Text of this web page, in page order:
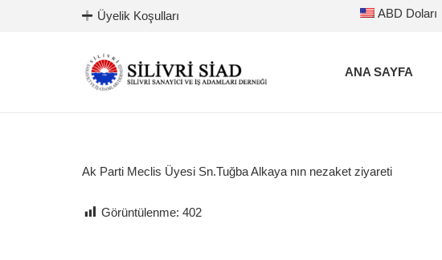
Üyelik Koşulları ABD Doları
ANA SAYFA
Ak Parti Meclis Üyesi Sn.Tuğba Alkaya nın nezaket ziyareti
Görüntülenme: 402